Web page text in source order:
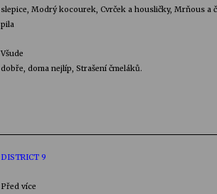
slepice, Modrý kocourek, Cvrček a housličky, Mrňous a
pila
Všude
dobře, doma nejlíp, Strašení čmeláků.
DISTRICT 9
Před více